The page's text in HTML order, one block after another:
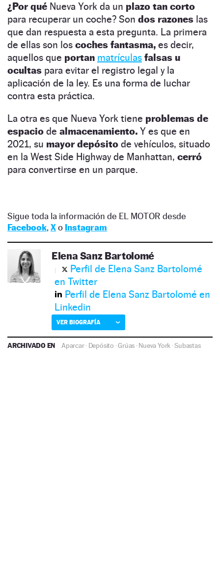
¿Por qué Nueva York da un plazo tan corto
para recuperar un coche? Son dos razones las
que dan respuesta a esta pregunta. La primera
de ellas son los coches fantasma, es decir,
aquellos que portan matrículas falsas u
ocultas para evitar el registro legal y la
aplicación de la ley. Es una forma de luchar
contra esta práctica.
La otra es que Nueva York tiene problemas de
espacio de almacenamiento. Y es que en
2021, su mayor depósito de vehículos, situado
en la West Side Highway de Manhattan, cerró
para convertirse en un parque.
Sigue toda la información de EL MOTOR desde
Facebook, Xo Instagram
Elena Sanz Bartolomé
Perfil de Elena Sanz Bartolomé
en Twitter
Perfil de Elena Sanz Bartolomé en
Linkedin
VER BIOGRAFÍA
ARCHIVADO EN Aparcar· Depósito ·Grúas ·Nueva York ·Subastas